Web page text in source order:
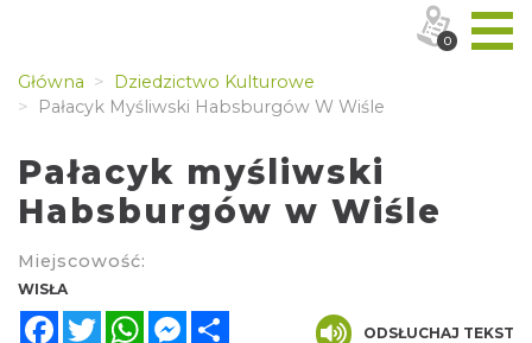
Główna
Dziedzictwo Kulturowe
Pałacyk Myśliwski Habsburgów W Wiśle
Pałacyk myśliwski
Habsburgów w Wiśle
Miejscowość:
WISŁA
FacebookTwitterWhatsAppMessenger
ODSŁUCHAJ TEKST
0